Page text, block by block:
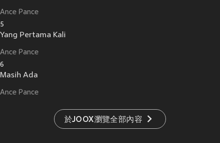
Ance Pance
5
Yang Pertama Kali
Ance Pance
6
Masih Ada
Ance Pance
於JOOX瀏覽全部內容